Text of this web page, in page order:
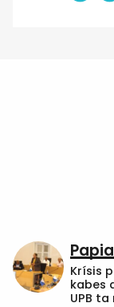
Krísis
kabes
UPB